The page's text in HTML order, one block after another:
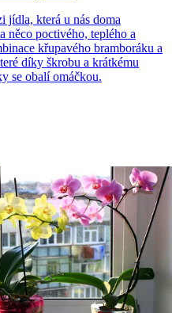
jídla, která u nás doma
něco poctivého, teplého a
křupavého bramboráku a
díky škrobu a krátkému
se obalí omáčkou.